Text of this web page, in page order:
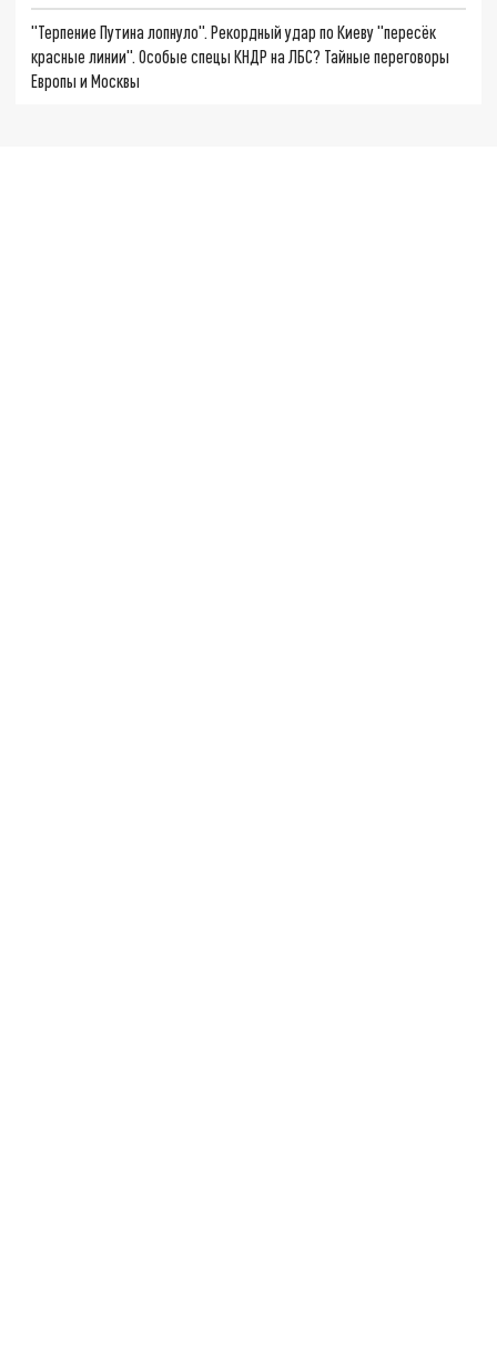
"Терпение Путина лопнуло". Рекордный удар по Киеву "пересёк
красные линии". Особые спецы КНДР на ЛБС? Тайные переговоры
Европы и Москвы